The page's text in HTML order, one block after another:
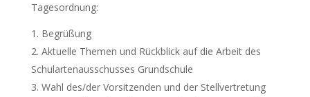
Tagesordnung:
Begrüßung
Aktuelle Themen und Rückblick auf die Arbeit des
Schulartenausschusses Grundschule
Wahl des/der Vorsitzenden und der Stellvertretung